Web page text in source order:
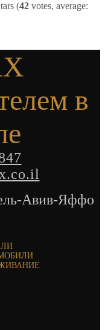
(42 votes, average:
в
Авив-Яффо